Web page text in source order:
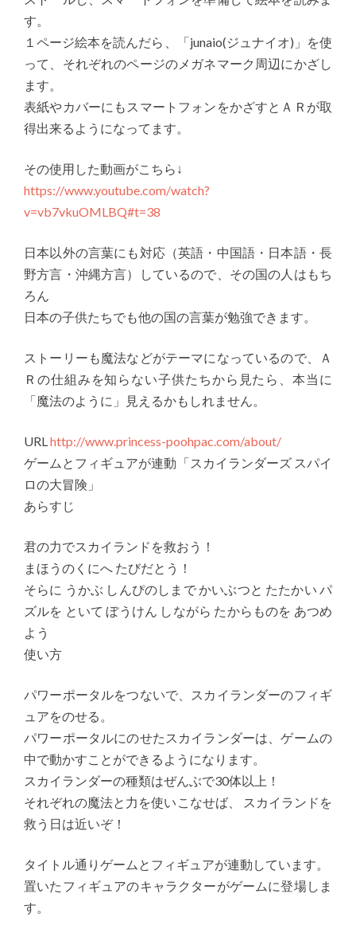
す。
１ページ絵本を読んだら、「junaio(ジュナイオ)」を使
って、それぞれのページのメガネマーク周辺にかざし
ます。
表紙やカバーにもスマートフォンをかざすとＡＲが取
得出来るようになってます。
その使用した動画がこちら↓
https://www.youtube.com/watch?
v=vb7vkuOMLBQ#t=38
日本以外の言葉にも対応（英語・中国語・日本語・長
野方言・沖縄方言）しているので、その国の人はもち
ろん
日本の子供たちでも他の国の言葉が勉強できます。
ストーリーも魔法などがテーマになっているので、Ａ
Ｒの仕組みを知らない子供たちから見たら、本当に
「魔法のように」見えるかもしれません。
URLhttp://www.princess-poohpac.com/about/
ゲームとフィギュアが連動「スカイランダーズ スパイ
ロの大冒険」
あらすじ
君の力でスカイランドを救おう！
まほうのくにへ たびだとう！
そらに うかぶ しんぴのしまで かいぶつと たたかい パ
ズルを といて ぼうけん しながら たからものを あつめ
よう
使い方
パワーポータルをつないで、スカイランダーのフィギ
ュアをのせる。
パワーポータルにのせたスカイランダーは、ゲームの
中で動かすことができるようになります。
スカイランダーの種類はぜんぶで30体以上！
それぞれの魔法と力を使いこなせば、 スカイランドを
救う日は近いぞ！
タイトル通りゲームとフィギュアが連動しています。
置いたフィギュアのキャラクターがゲームに登場しま
す。